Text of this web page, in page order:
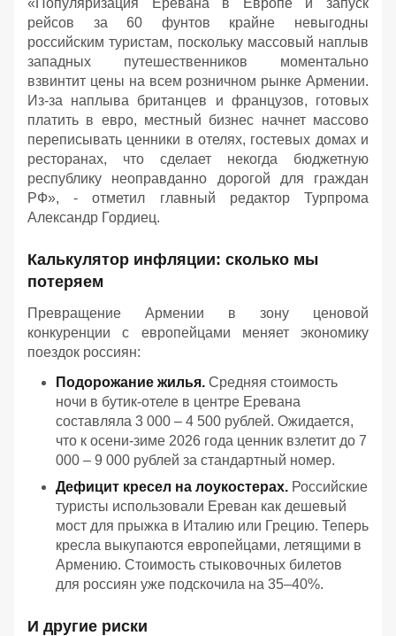
рейсов за 60 фунтов крайне невыгодны
российским туристам, поскольку массовый наплыв
западных путешественников моментально
взвинтит цены на всем розничном рынке Армении.
Из-за наплыва британцев и французов, готовых
платить в евро, местный бизнес начнет массово
переписывать ценники в отелях, гостевых домах и
ресторанах, что сделает некогда бюджетную
республику неоправданно дорогой для граждан
РФ», - отметил главный редактор Турпрома
Александр Гордиец.
Калькулятор инфляции: сколько мы
потеряем
Превращение Армении в зону ценовой
конкуренции с европейцами меняет экономику
поездок россиян:
Подорожание жилья. Средняя стоимость
ночи в бутик-отеле в центре Еревана
составляла 3 000 – 4 500 рублей. Ожидается,
что к осени-зиме 2026 года ценник взлетит до 7
000 – 9 000 рублей за стандартный номер.
Дефицит кресел на лоукостерах. Российские
туристы использовали Ереван как дешевый
мост для прыжка в Италию или Грецию. Теперь
кресла выкупаются европейцами, летящими в
Армению. Стоимость стыковочных билетов
для россиян уже подскочила на 35–40%.
И другие риски